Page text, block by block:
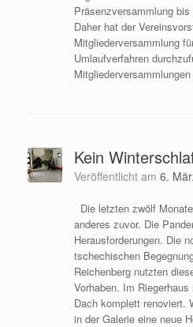
Präsenzversammlung
Daher hat der
Mitgliederversammlung
Umlaufverfahren
Kein
Veröffentlicht am 6.
Die letzten zwölf
anderes zuvor. Die
Herausforderungen. Die
tschechischen
Reichenberg nutzten
Vorhaben. Im
Dach komplett renoviert.
in der Galerie eine neue